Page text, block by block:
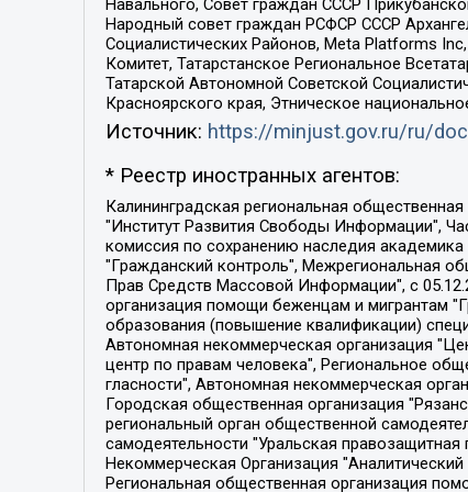
Навального, Совет граждан СССР
Народный совет граждан РСФСР СССР
Социалистических Районов, Meta Platforms
Комитет, Татарстанское Региональное
Татарской Автономной Советской
Красноярского края, Этническое
Источник: https://minjust.gov.ru/ru/
* Реестр иностранных агентов:
Калининградская региональная общественная организация "Экозащита!-Женсовет", Фонд содействия защите прав и свобод граждан "Общественный вердикт", Фонд "Институт Развития Свободы Информации", Частное учреждение "Информационное агентство МЕМО. РУ", Региональная общественная организация "Общественная комиссия по сохранению наследия академика Сахарова", Фонд поддержки свободы прессы, Санкт-Петербургская общественная правозащитная организация "Гражданский контроль", Межрегиональная общественная организация "Информационно-просветительский центр "Мемориал", Региональный Фонд "Центр Защиты Прав Средств Массовой Информации", с 05.12.2023 Фонд "Центр Защиты Прав Средств массовой информации", Региональная общественная благотворительная организация помощи беженцам и мигрантам "Гражданское содействие", Негосударственное образовательное учреждение дополнительного профессионального образования (повышение квалификации) специалистов "АКАДЕМИЯ ПО ПРАВАМ ЧЕЛОВЕКА", Свердловская региональная общественная организация "Сутяжник", Автономная некоммерческая организация "Центр независимых социологических исследований", Союз общественных объединений "Российский исследовательский центр по правам человека", Региональное общественное учреждение научно-информационный центр "МЕМОРИАЛ", Некоммерческая организация "Фонд защиты гласности", Автономная некоммерческая организация "Институт прав человека", Городская общественная организация "Екатеринбургское общество "МЕМОРИАЛ", Городская общественная организация "Рязанское историко-просветительское и правозащитное общество "Мемориал" (Рязанский Мемориал), Челябинский региональный орган общественной самодеятельности – женское общественное объединение "Женщины Евразии", Челябинский региональный орган общественной самодеятельности "Уральская правозащитная группа", Фонд содействия защите здоровья и социальной справедливости имени Андрея Рылькова, Автономная Некоммерческая Организация "Аналитический Центр Юрия Левады", Автономная некоммерческая организация социальной поддержки населения "Проект Апрель", Региональная общественная организация помощи женщинам и детям, находящимся в кризисной ситуации "Информационно-методический центр "Анна", Фонд содействия развитию массовых коммуникаций и правовому просвещению "Так-так-Так", Фонд содействия устойчивому развитию "Серебряная тайга", Свердловский региональный общественный фонд социальных проектов "Новое время", "Idel.Реалии", Кавказ.Реалии, Крым.Реалии, Телеканал Настоящее Время, Татаро-башкирская служба Радио Свобода (Azatliq Radiosi), Радио Свободная Европа/Радио Свобода (PCE/PC), "Сибирь.Реалии", "Фактограф", Благотворительный фонд помощи осужденным и их семьям, Автономная некоммерческая организация "Институт